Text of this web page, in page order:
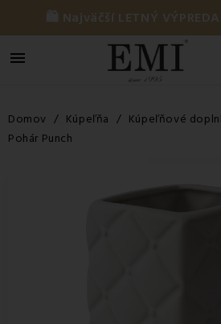
🛍️ Najväčší LETNÝ

Domov Kúpeľňa Kúpeľňové
Pohár Punch